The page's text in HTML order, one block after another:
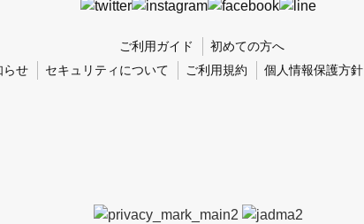
ご利用ガイド
初めての方へ
らせ
セキュリティについて ご利用規約 個人情報保護方針